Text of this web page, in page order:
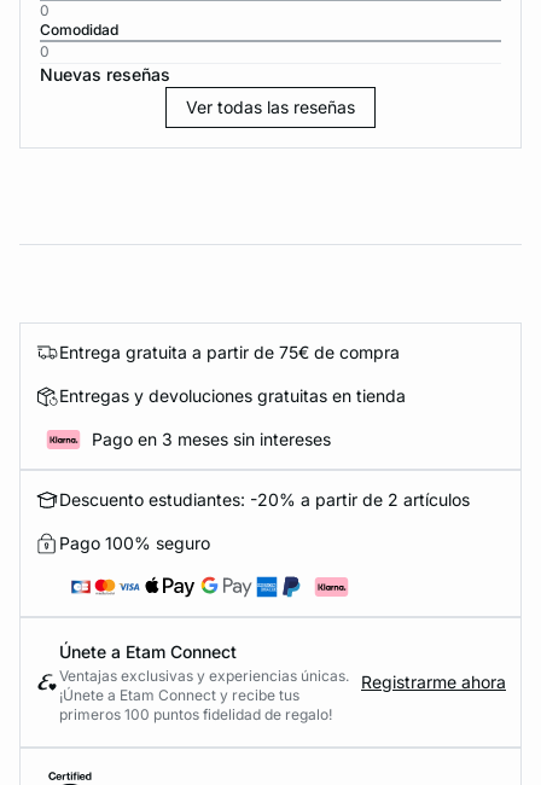
0
Comodidad
0
Nuevas reseñas
Ver todas las reseñas
Entrega gratuita a partir de 75€ de compra
Entregas y devoluciones gratuitas en tienda
Pago en 3 meses sin intereses
Descuento estudiantes: -20% a partir de 2 artículos
Pago 100% seguro
Únete a Etam Connect
Ventajas exclusivas y experiencias únicas.
¡Únete a Etam Connect y recibe tus
primeros 100 puntos fidelidad de regalo!
Registrarme ahora